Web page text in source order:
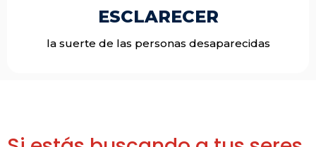
ESCLARECER
la suerte de las personas desaparecidas